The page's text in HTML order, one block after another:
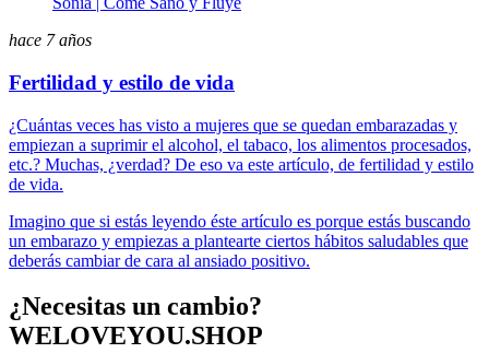
hace 7 años
Fertilidad y estilo de vida
¿Cuántas veces has visto a mujeres que se quedan embarazadas y
empiezan a suprimir el alcohol, el tabaco, los alimentos procesados,
etc.? Muchas, ¿verdad? De eso va este artículo, de fertilidad y estilo
de vida.
Imagino que si estás leyendo éste artículo es porque estás buscando
un embarazo y empiezas a plantearte ciertos hábitos saludables que
deberás cambiar de cara al ansiado positivo.
¿Necesitas un cambio?
WELOVEYOU.SHOP